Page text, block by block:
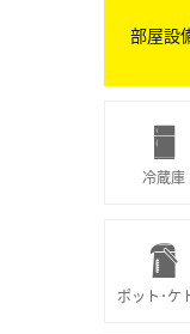
部屋設
冷蔵庫
ポット･ケ